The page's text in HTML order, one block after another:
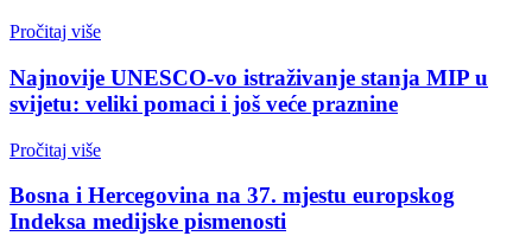
Pročitaj više
Najnovije UNESCO-vo istraživanje stanja MIP u
svijetu: veliki pomaci i još veće praznine
Pročitaj više
Bosna i Hercegovina na 37. mjestu europskog
Indeksa medijske pismenosti